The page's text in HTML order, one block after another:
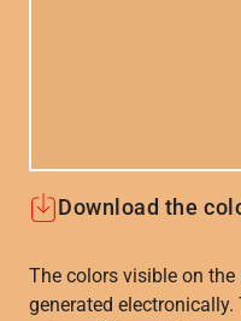
Download the
The colors visible on
generated